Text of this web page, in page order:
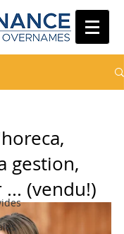
gestion,
(vendu!)